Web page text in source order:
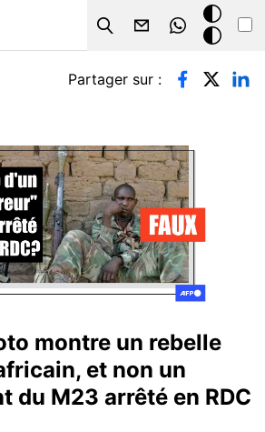
Search
Mode
sombre
Partager sur :
montre un rebelle
et non un
du M23 arrêté en RDC